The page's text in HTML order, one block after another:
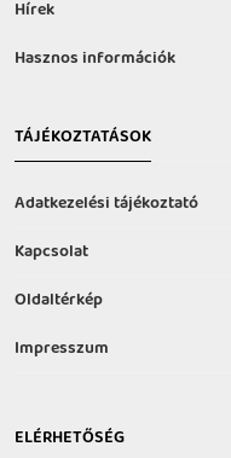
Hírek
Hasznos információk
TÁJÉKOZTATÁSOK
Adatkezelési tájékoztató
Kapcsolat
Oldaltérkép
Impresszum
ELÉRHETŐSÉG